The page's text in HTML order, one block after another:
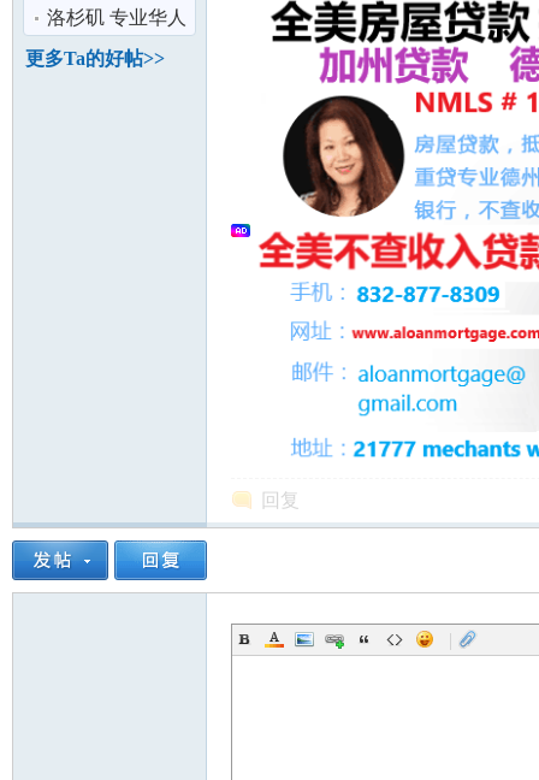
州
姆团队，全美接
单
洛杉矶 专业华人
保姆/月嫂/育婴师
服务，维
更多Ta的好帖>>
回复
|